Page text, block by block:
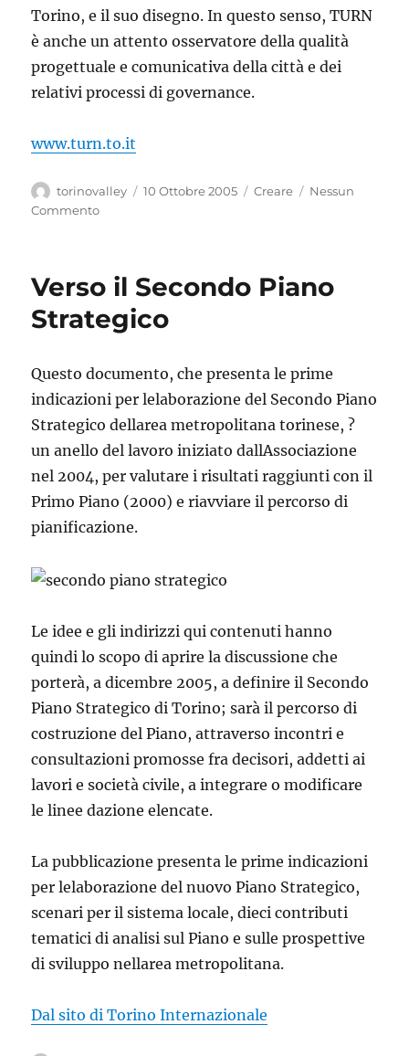
Torino, e il suo disegno. In questo senso, TURN
è anche un attento osservatore della qualità
progettuale e comunicativa della città e dei
relativi processi di governance.
www.turn.to.it
Autore
torinovalley
Pubblicato
10 Ottobre 2005 Categorie
Creare
Nessun
Commento
Verso il Secondo Piano
Strategico
Questo documento, che presenta le prime
indicazioni per lelaborazione del Secondo Piano
Strategico dellarea metropolitana torinese, ?
un anello del lavoro iniziato dallAssociazione
nel 2004, per valutare i risultati raggiunti con il
Primo Piano (2000) e riavviare il percorso di
pianificazione.
Le idee e gli indirizzi qui contenuti hanno
quindi lo scopo di aprire la discussione che
porterà, a dicembre 2005, a definire il Secondo
Piano Strategico di Torino; sarà il percorso di
costruzione del Piano, attraverso incontri e
consultazioni promosse fra decisori, addetti ai
lavori e società civile, a integrare o modificare
le linee dazione elencate.
La pubblicazione presenta le prime indicazioni
per lelaborazione del nuovo Piano Strategico,
scenari per il sistema locale, dieci contributi
tematici di analisi sul Piano e sulle prospettive
di sviluppo nellarea metropolitana.
Dal sito di Torino Internazionale